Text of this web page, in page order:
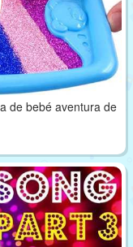
de bebé aventura de